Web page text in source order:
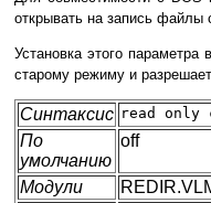
открывать на запись файлы
Установка этого параметра
старому режиму и
Синтаксис read
По
умолчанию
off
Модули